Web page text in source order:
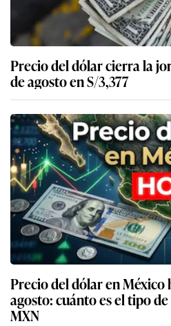
Precio del dólar cierra la
de agosto en S/3,377
Precio del dólar en México
agosto: cuánto es el tipo
MXN